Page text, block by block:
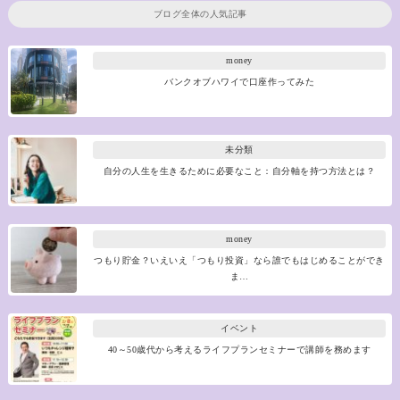
ブログ全体の人気記事
money
バンクオブハワイで口座作ってみた
未分類
自分の人生を生きるために必要なこと：自分軸を持つ方法とは？
money
つもり貯金？いえいえ「つもり投資」なら誰でもはじめることができ
ま…
イベント
40～50歳代から考えるライフプランセミナーで講師を務めます